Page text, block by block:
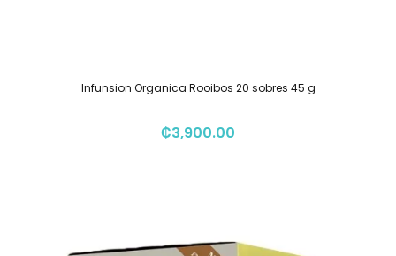
Infunsion Organica Rooibos 20 sobres 45 g
₡3,900.00